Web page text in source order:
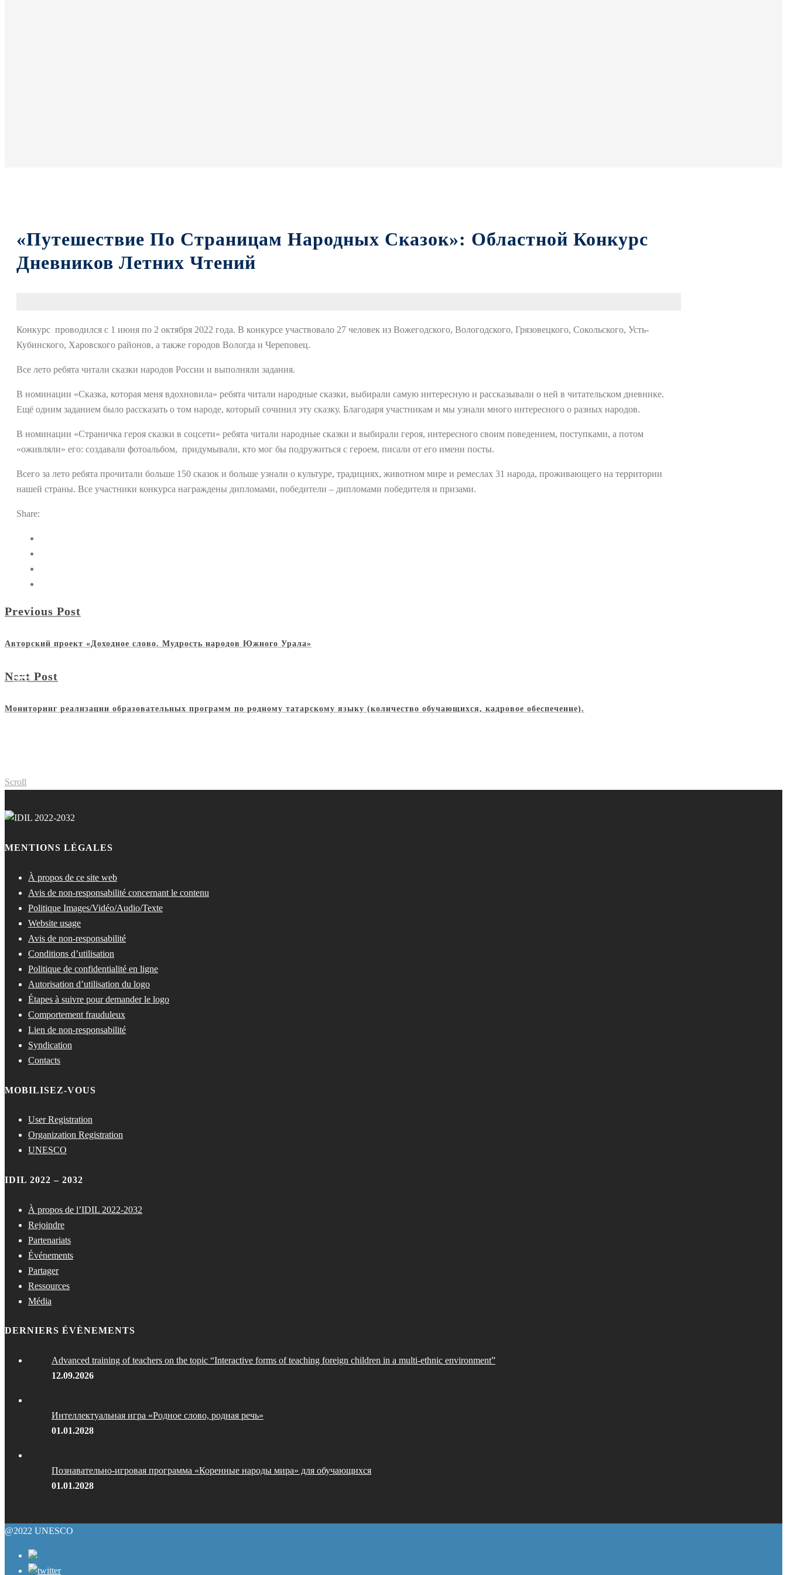
«Путешествие По Страницам Народных Сказок»: Областной Конкурс
Дневников Летних Чтений
Конкурс проводился с 1 июня по 2 октября 2022 года. В конкурсе участвовало 27 человек из Вожегодского, Вологодского, Грязовецкого, Сокольского, Усть-
Кубинского, Харовского районов, а также городов Вологда и Череповец.
Все лето ребята читали сказки народов России и выполняли задания.
В номинации «Сказка, которая меня вдохновила» ребята читали народные сказки, выбирали самую интересную и рассказывали о ней в читательском дневнике.
Ещё одним заданием было рассказать о том народе, который сочинил эту сказку. Благодаря участникам и мы узнали много интересного о разных народов.
В номинации «Страничка героя сказки в соцсети» ребята читали народные сказки и выбирали героя, интересного своим поведением, поступками, а потом
«оживляли» его: создавали фотоальбом, придумывали, кто мог бы подружиться с героем, писали от его имени посты.
Всего за лето ребята прочитали больше 150 сказок и больше узнали о культуре, традициях, животном мире и ремеслах 31 народа, проживающего на территории
нашей страны. Все участники конкурса награждены дипломами, победители – дипломами победителя и призами.
Share:
Previous Post
Авторский проект «Доходное слово. Мудрость народов Южного Урала»
Next Post
Мониторинг реализации образовательных программ по родному татарскому языку (количество обучающихся, кадровое обеспечение).
Scroll
MENTIONS LÉGALES
À propos de ce site web
Avis de non-responsabilité concernant le contenu
Politique Images/Vidéo/Audio/Texte
Website usage
Avis de non-responsabilité
Conditions d’utilisation
Politique de confidentialité en ligne
Autorisation d’utilisation du logo
Étapes à suivre pour demander le logo
Comportement frauduleux
Lien de non-responsabilité
Syndication
Contacts
MOBILISEZ-VOUS
User Registration
Organization Registration
UNESCO
IDIL 2022 – 2032
À propos de l’IDIL 2022-2032
Rejoindre
Partenariats
Événements
Partager
Ressources
Média
DERNIERS ÉVÈNEMENTS
Advanced training of teachers on the topic “Interactive forms of teaching foreign children in a multi-ethnic environment”
12.09.2026
Интеллектуальная игра «Родное слово, родная речь»
01.01.2028
Познавательно-игровая программа «Коренные народы мира» для обучающихся
01.01.2028
@2022 UNESCO